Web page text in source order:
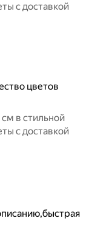
с доставкой
цветов
в стильной
с доставкой